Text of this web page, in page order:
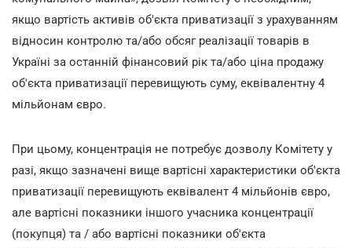
якщо вартість активів об'єкта приватизації з урахуванням
відносин контролю та/або обсяг реалізації товарів в
Україні за останній фінансовий рік та/або ціна продажу
об'єкта приватизації перевищують суму, еквівалентну 4
мільйонам євро.
При цьому, концентрація не потребує дозволу Комітету у
разі, якщо зазначені вище вартісні характеристики об'єкта
приватизації перевищують еквівалент 4 мільйонів євро,
але вартісні показники іншого учасника концентрації
(покупця) та / або вартісні показники об'єкта